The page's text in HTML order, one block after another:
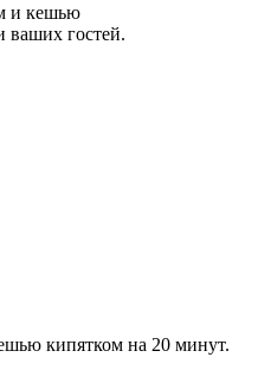
и кешью
ваших гостей.
кипятком на 20 минут.